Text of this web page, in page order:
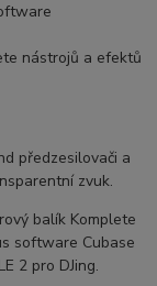
nástrojů a efektů
předzesilovači a
zvuk.
balík Komplete
software Cubase
2 pro DJing.